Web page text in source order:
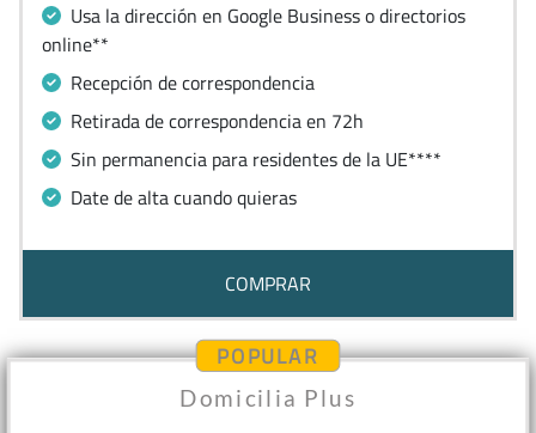
Usa la dirección en Google Business o directorios
online**
Recepción de correspondencia
Retirada de correspondencia en 72h
Sin permanencia para residentes de la UE****
Date de alta cuando quieras
COMPRAR
POPULAR
Domicilia Plus